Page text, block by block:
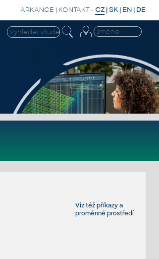
ARKANCE | KONTAKT- CZ |SK | EN | DE
Viz téžpříkazya
proměnné prostředí